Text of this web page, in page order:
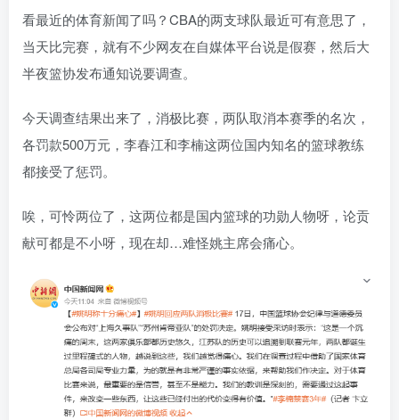
看最近的体育新闻了吗？CBA的两支球队最近可有意思了，
当天比完赛，就有不少网友在自媒体平台说是假赛，然后大
半夜篮协发布通知说要调查。
今天调查结果出来了，消极比赛，两队取消本赛季的名次，
各罚款500万元，李春江和李楠这两位国内知名的篮球教练
都接受了惩罚。
唉，可怜两位了，这两位都是国内篮球的功勋人物呀，论贡
献可都是不小呀，现在却…难怪姚主席会痛心。